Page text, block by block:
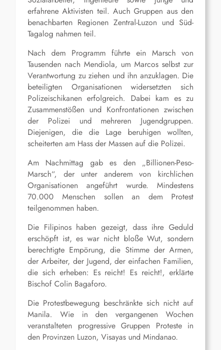
erfahrene Aktivisten teil. Auch Gruppen aus den
benachbarten Regionen Zentral-Luzon und Süd-
Tagalog nahmen teil.
Nach dem Programm führte ein Marsch von
Tausenden nach Mendiola, um Marcos selbst zur
Verantwortung zu ziehen und ihn anzuklagen. Die
beteiligten Organisationen widersetzten sich
Polizeischikanen erfolgreich. Dabei kam es zu
Zusammenstößen und Konfrontationen zwischen
der Polizei und mehreren Jugendgruppen.
Diejenigen, die die Lage beruhigen wollten,
scheiterten am Hass der Massen auf die Polizei.
Am Nachmittag gab es den „Billionen-Peso-
Marsch“, der unter anderem von kirchlichen
Organisationen angeführt wurde. Mindestens
70.000 Menschen sollen an dem Protest
teilgenommen haben.
Die Filipinos haben gezeigt, dass ihre Geduld
erschöpft ist, es war nicht bloße Wut, sondern
berechtigte Empörung, die Stimme der Armen,
der Arbeiter, der Jugend, der einfachen Familien,
die sich erheben: Es reicht! Es reicht!, erklärte
Bischof Colin Bagaforo.
Die Protestbewegung beschränkte sich nicht auf
Manila. Wie in den vergangenen Wochen
veranstalteten progressive Gruppen Proteste in
den Provinzen Luzon, Visayas und Mindanao.